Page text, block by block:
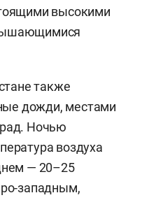
высокими
также
дожди, местами
Ночью
воздуха
— 20–25
западным,